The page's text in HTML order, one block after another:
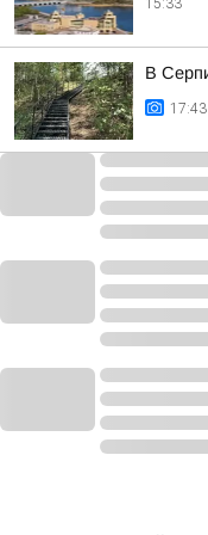
15:33
В
17:43